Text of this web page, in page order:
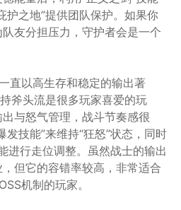
护之地”提供团队保护。如果你
友分担压力，守护者会是一个
直以高生存和稳定的输出著
斧头流是很多玩家喜爱的玩
与怒气管理，战斗节奏感很
发技能”来维持“狂怒”状态，同时
进行走位调整。虽然战士的输出
但它的容错率较高，非常适合
机制的玩家。